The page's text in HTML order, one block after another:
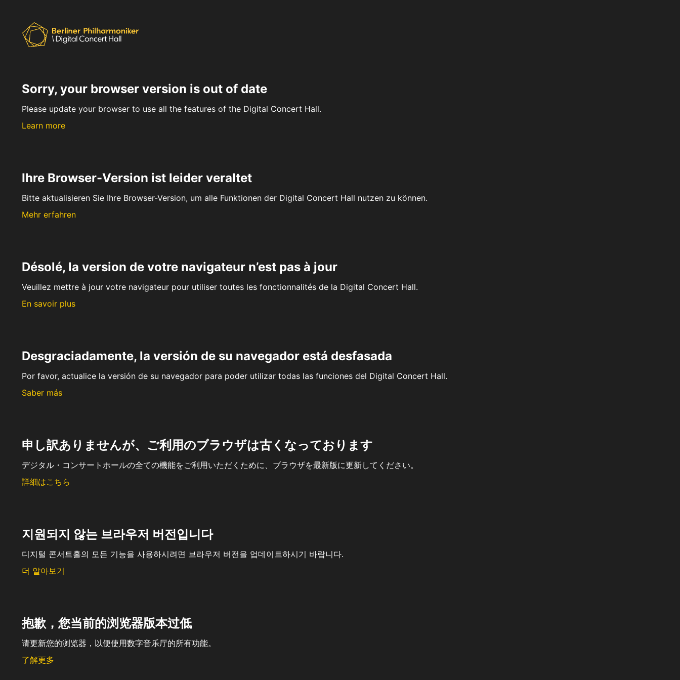
Sorry, your browser version is out of date
Please update your browser to use all the features of the Digital Concert Hall.
Learn more
Ihre Browser-Version ist leider veraltet
Bitte aktualisieren Sie Ihre Browser-Version, um alle Funktionen der Digital Concert Hall nutzen zu können.
Mehr erfahren
Désolé, la version de votre navigateur n’est pas à jour
Veuillez mettre à jour votre navigateur pour utiliser toutes les fonctionnalités de la Digital Concert Hall.
En savoir plus
Desgraciadamente, la versión de su navegador está desfasada
Por favor, actualice la versión de su navegador para poder utilizar todas las funciones del Digital Concert Hall.
Saber más
申し訳ありませんが、ご利用のブラウザは古くなっております
デジタル・コンサートホールの全ての機能をご利用いただくために、ブラウザを最新版に更新してください。
詳細はこちら
지원되지 않는 브라우저 버전입니다
디지털 콘서트홀의 모든 기능을 사용하시려면 브라우저 버전을 업데이트하시기 바랍니다.
더 알아보기
抱歉，您当前的浏览器版本过低
请更新您的浏览器，以便使用数字音乐厅的所有功能。
了解更多